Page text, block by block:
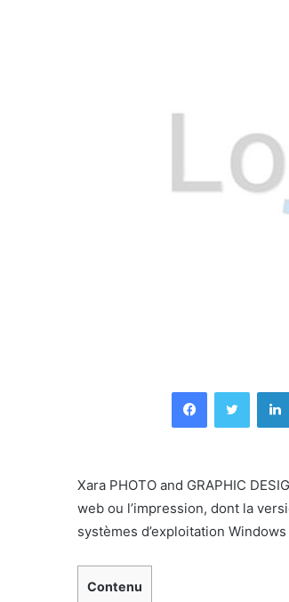
FacebookTwitter
Xara PHOTO and GRAPHIC
web ou l’impression, dont la
systèmes d’exploitation
Contenu